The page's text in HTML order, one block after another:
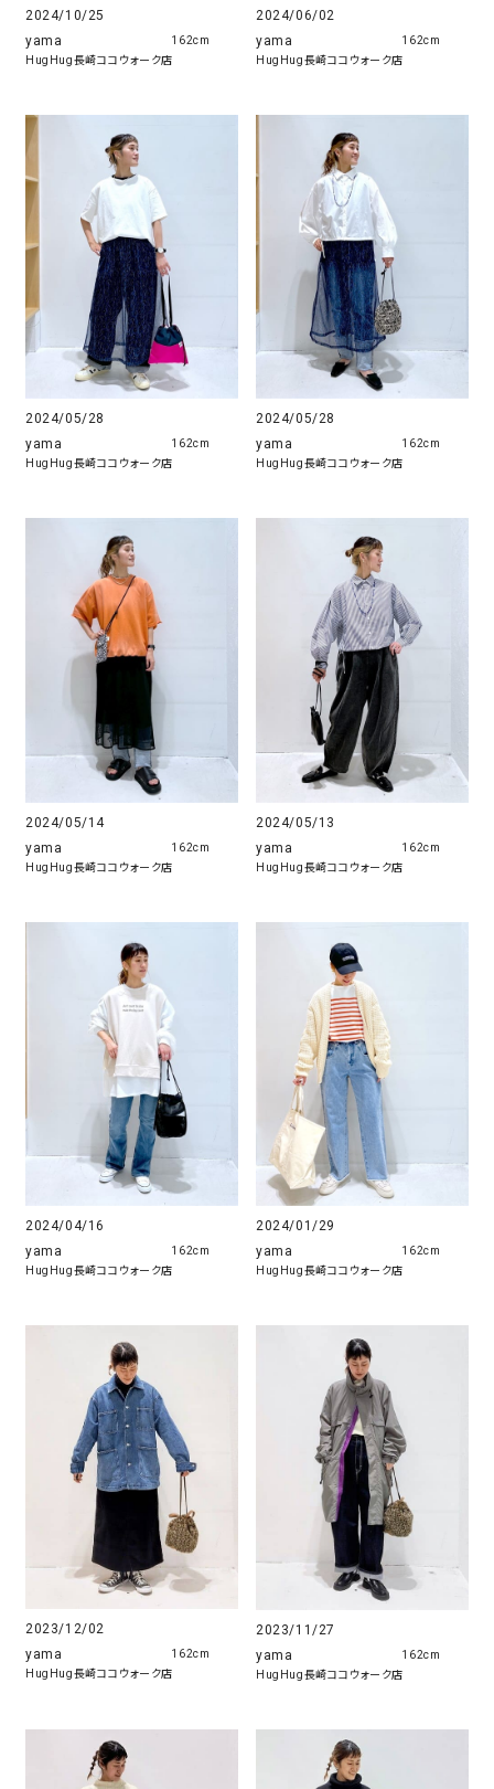
2024/10/25
yama
HugHug長崎ココウォーク店
162cm
2024/06/02
yama
HugHug長崎ココウォーク店
162cm
2024/05/28
yama
HugHug長崎ココウォーク店
162cm
2024/05/28
yama
HugHug長崎ココウォーク店
162cm
2024/05/14
yama
HugHug長崎ココウォーク店
162cm
2024/05/13
yama
HugHug長崎ココウォーク店
162cm
2024/04/16
yama
HugHug長崎ココウォーク店
162cm
2024/01/29
yama
HugHug長崎ココウォーク店
162cm
2023/12/02
yama
HugHug長崎ココウォーク店
162cm
2023/11/27
yama
HugHug長崎ココウォーク店
162cm